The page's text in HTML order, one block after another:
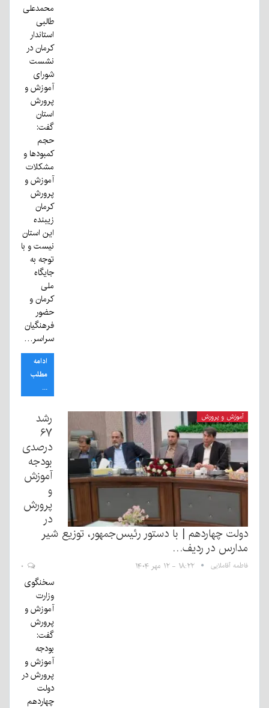
محمدعلی
طالبی
استاندار
کرمان در
نشست
شورای
آموزش و
پرورش
استان
گفت:
حجم
کمبودها و
مشکلات
آموزش و
پرورش
کرمان
زیبنده
این استان
نیست و با
توجه به
جایگاه
ملی
کرمان و
حضور
فرهنگیان
سراسر…
ادامه
مطلب
...
آموزش و پرورش
رشد
۶۷
درصدی
بودجه
آموزش
و
پرورش
در
دولت چهاردهم | با دستور رئیس‌جمهور، توزیع شیر
مدارس در ردیف…
فاطمه آقاملایی ۱۸:۲۲ - ۱۲ مهر ۱۴۰۴
سخنگوی
وزارت
آموزش و
پرورش
گفت:
بودجه
آموزش و
پرورش در
دولت
چهاردهم